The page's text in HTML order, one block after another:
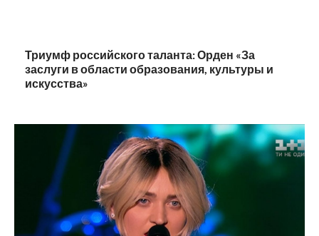
Триумф российского таланта: Орден «За
заслуги в области образования, культуры и
искусства»